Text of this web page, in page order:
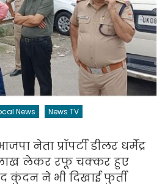
News
News TV
नेता प्रॉपर्टी डीलर धर्मेंद्र
लाख लेकर रफू चक्कर हुए
कुंदन ने भी दिखाई फुर्ती